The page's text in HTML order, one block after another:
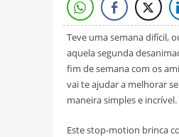
Teve uma semana difícil,
aquela segunda
fim de semana com os
vai te ajudar a melhorar
maneira simples e incrível.
Este stop-motion brinca